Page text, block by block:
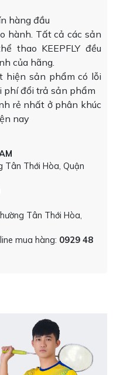
hàng đầu
hành. Tất cả các sản
thao KEEPFLY đều
của hãng.
hiện sản phẩm có lỗi
phí đổi trả sản phẩm
rẻ nhất ở phân khúc
nay
Tân Thới Hòa, Quận
Tân Thới Hòa,
mua hàng: 0929 48